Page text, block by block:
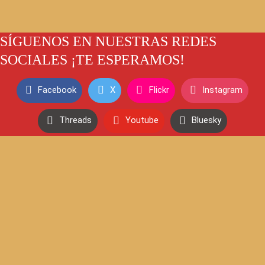
SÍGUENOS EN NUESTRAS REDES
SOCIALES ¡TE ESPERAMOS!
Facebook X Flickr Instagram
Threads Youtube Bluesky